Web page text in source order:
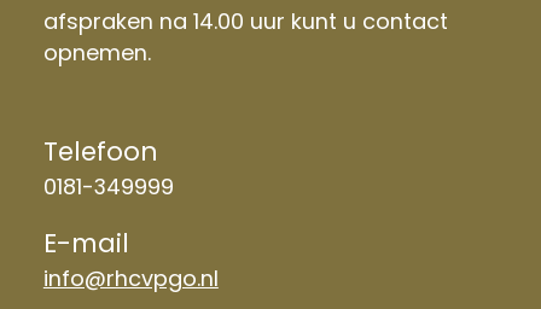
afspraken na 14.00 uur kunt u contact
opnemen.
Telefoon
0181-349999
E-mail
info@rhcvpgo.nl